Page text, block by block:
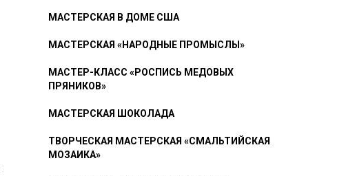
МАСТЕРСКАЯ В ДОМЕ США
МАСТЕРСКАЯ «НАРОДНЫЕ ПРОМЫСЛЫ»
МАСТЕР-КЛАСС «РОСПИСЬ МЕДОВЫХ
ПРЯНИКОВ»
МАСТЕРСКАЯ ШОКОЛАДА
ТВОРЧЕСКАЯ МАСТЕРСКАЯ «СМАЛЬТИЙСКАЯ
МОЗАИКА»